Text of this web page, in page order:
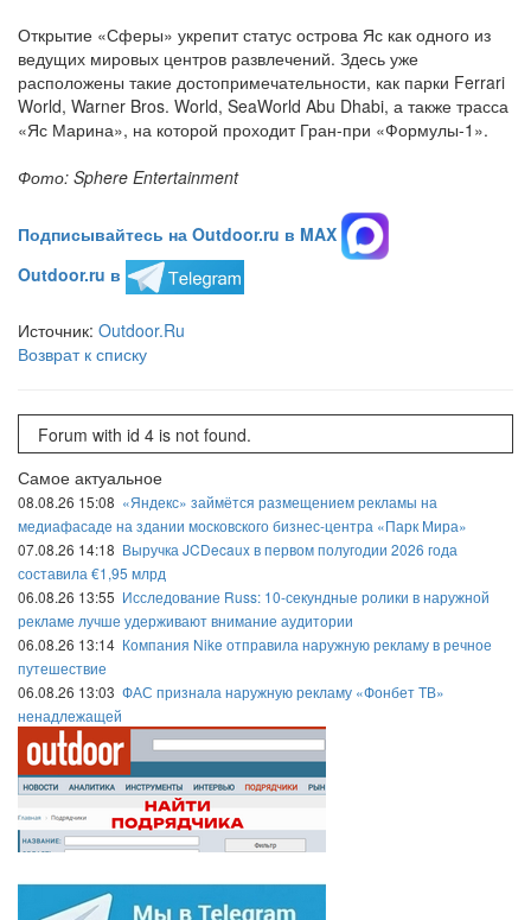
Открытие «Сферы» укрепит статус острова Яс как одного из
ведущих мировых центров развлечений. Здесь уже
расположены такие достопримечательности, как парки Ferrari
World, Warner Bros. World, SeaWorld Abu Dhabi, а также трасса
«Яс Марина», на которой проходит Гран-при «Формулы-1».
Фото: Sphere Entertainment
Подписывайтесь на Outdoor.ru в MAX
Outdoor.ru в
Источник: Outdoor.Ru
Возврат к списку
Forum with id 4 is not found.
Самое актуальное
08.08.26 15:08 «Яндекс» займётся размещением рекламы на
медиафасаде на здании московского бизнес-центра «Парк Мира»
07.08.26 14:18 Выручка JCDecaux в первом полугодии 2026 года
составила €1,95 млрд
06.08.26 13:55 Исследование Russ: 10-секундные ролики в наружной
рекламе лучше удерживают внимание аудитории
06.08.26 13:14 Компания Nike отправила наружную рекламу в речное
путешествие
06.08.26 13:03 ФАС признала наружную рекламу «Фонбет ТВ»
ненадлежащей